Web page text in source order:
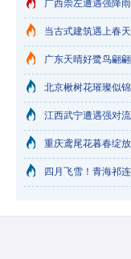
烟台天气一天三变
广西崇左遭遇强降
当古式建筑遇上春
广东天晴好鹭鸟翩
北京楸树花璀璨似
江西武宁遭遇强对
重庆鸢尾花暮春绽
四月飞雪！青海祁